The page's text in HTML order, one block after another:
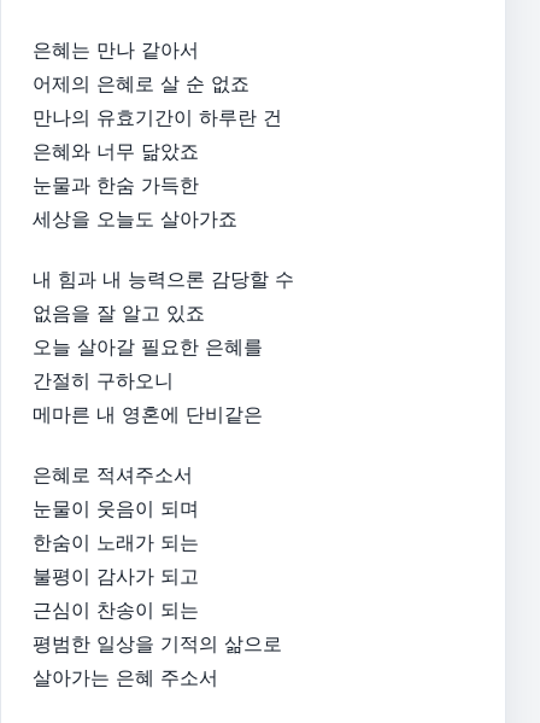
은혜는 만나 같아서
어제의 은혜로 살 순 없죠
만나의 유효기간이 하루란 건
은혜와 너무 닮았죠
눈물과 한숨 가득한
세상을 오늘도 살아가죠
내 힘과 내 능력으론 감당할 수
없음을 잘 알고 있죠
오늘 살아갈 필요한 은혜를
간절히 구하오니
메마른 내 영혼에 단비같은
은혜로 적셔주소서
눈물이 웃음이 되며
한숨이 노래가 되는
불평이 감사가 되고
근심이 찬송이 되는
평범한 일상을 기적의 삶으로
살아가는 은혜 주소서